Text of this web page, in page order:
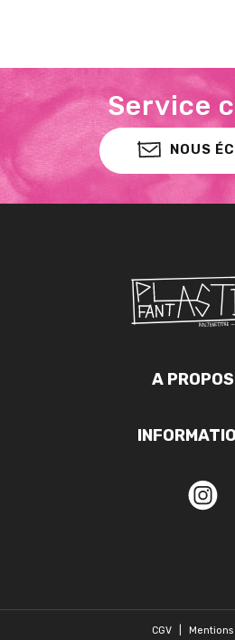
Service
NOUS
A PROPOS
CGV